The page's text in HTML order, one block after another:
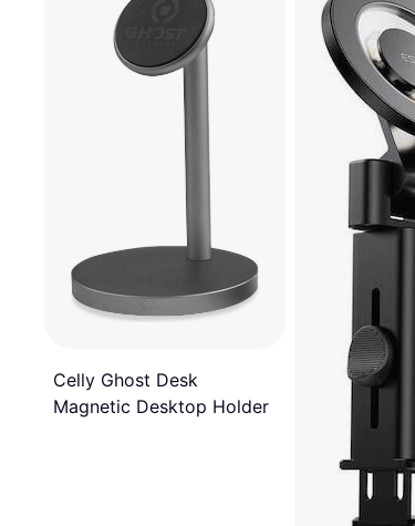
Celly Ghost Desk
Magnetic Desktop Holder